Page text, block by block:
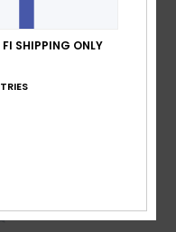
Size
FI SHIPPING ONLY